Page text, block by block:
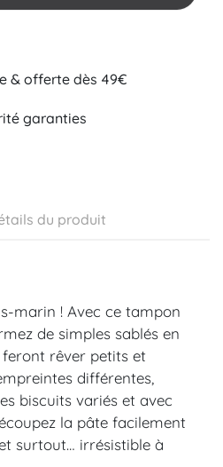
& offerte dès 49€
garanties
du produit
marin ! Avec ce tampon
de simples sablés en
rêver petits et
différentes,
biscuits variés et avec
la pâte facilement
surtout… irrésistible à